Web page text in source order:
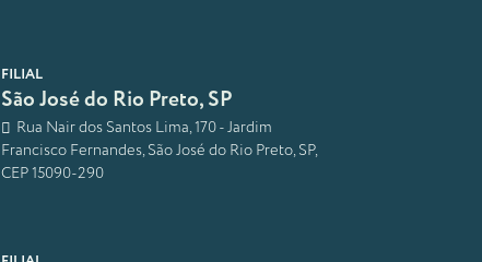
FILIAL
São José do Rio Preto, SP
Rua Nair dos Santos Lima, 170 - Jardim
Francisco Fernandes, São José do Rio Preto, SP,
CEP 15090-290